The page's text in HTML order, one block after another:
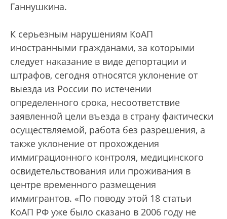
Ганнушкина.
К серьезным нарушениям КоАП
иностранными гражданами, за которыми
следует наказание в виде депортации и
штрафов, сегодня относятся уклонение от
выезда из России по истечении
определенного срока, несоответствие
заявленной цели въезда в страну фактически
осуществляемой, работа без разрешения, а
также уклонение от прохождения
иммиграционного контроля, медицинского
освидетельствования или проживания в
центре временного размещения
иммигрантов. «По поводу этой 18 статьи
КоАП РФ уже было сказано в 2006 году не